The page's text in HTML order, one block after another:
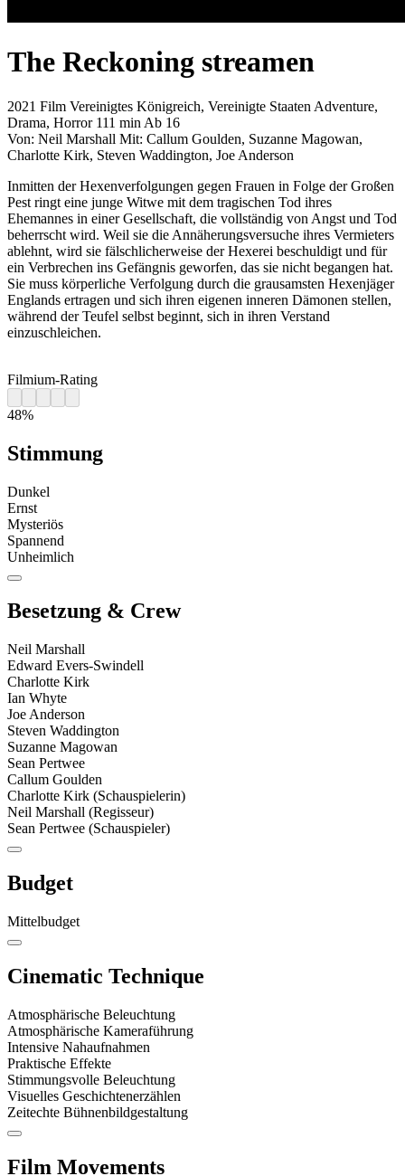
The Reckoning streamen
2021 Film Vereinigtes Königreich, Vereinigte Staaten Adventure,
Drama, Horror 111 min Ab 16
Von: Neil Marshall Mit: Callum Goulden, Suzanne Magowan,
Charlotte Kirk, Steven Waddington, Joe Anderson
Inmitten der Hexenverfolgungen gegen Frauen in Folge der Großen
Pest ringt eine junge Witwe mit dem tragischen Tod ihres
Ehemannes in einer Gesellschaft, die vollständig von Angst und Tod
beherrscht wird. Weil sie die Annäherungsversuche ihres Vermieters
ablehnt, wird sie fälschlicherweise der Hexerei beschuldigt und für
ein Verbrechen ins Gefängnis geworfen, das sie nicht begangen hat.
Sie muss körperliche Verfolgung durch die grausamsten Hexenjäger
Englands ertragen und sich ihren eigenen inneren Dämonen stellen,
während der Teufel selbst beginnt, sich in ihren Verstand
einzuschleichen.
Filmium-Rating
48%
Stimmung
Dunkel
Ernst
Mysteriös
Spannend
Unheimlich
Besetzung & Crew
Neil Marshall
Edward Evers-Swindell
Charlotte Kirk
Ian Whyte
Joe Anderson
Steven Waddington
Suzanne Magowan
Sean Pertwee
Callum Goulden
Charlotte Kirk (Schauspielerin)
Neil Marshall (Regisseur)
Sean Pertwee (Schauspieler)
Budget
Mittelbudget
Cinematic Technique
Atmosphärische Beleuchtung
Atmosphärische Kameraführung
Intensive Nahaufnahmen
Praktische Effekte
Stimmungsvolle Beleuchtung
Visuelles Geschichtenerzählen
Zeitechte Bühnenbildgestaltung
Film Movements